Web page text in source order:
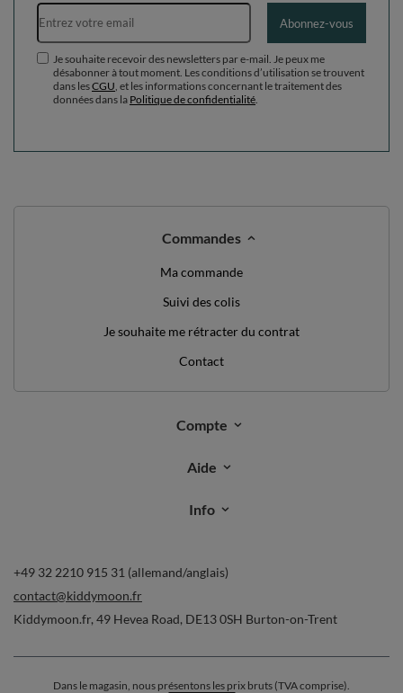
Adresse e-mail
Abonnez-vous
Je souhaite recevoir des newsletters par e-mail. Je peux me
désabonner à tout moment. Les conditions d’utilisation se trouvent
dans lesCGU , et les informations concernant le traitement des
données dans la Politique de confidentialité
Commandes
Ma commande
Suivi des colis
Je souhaite me rétracter du contrat
Contact
Compte
Aide
Info
+49 32 2210 915 31 (allemand/anglais)
contact@kiddymoon.fr
Kiddymoon.fr, 49 Hevea Road, DE13 0SH Burton-on-Trent
Dans le magasin, nous présentons les prix bruts (TVA comprise).